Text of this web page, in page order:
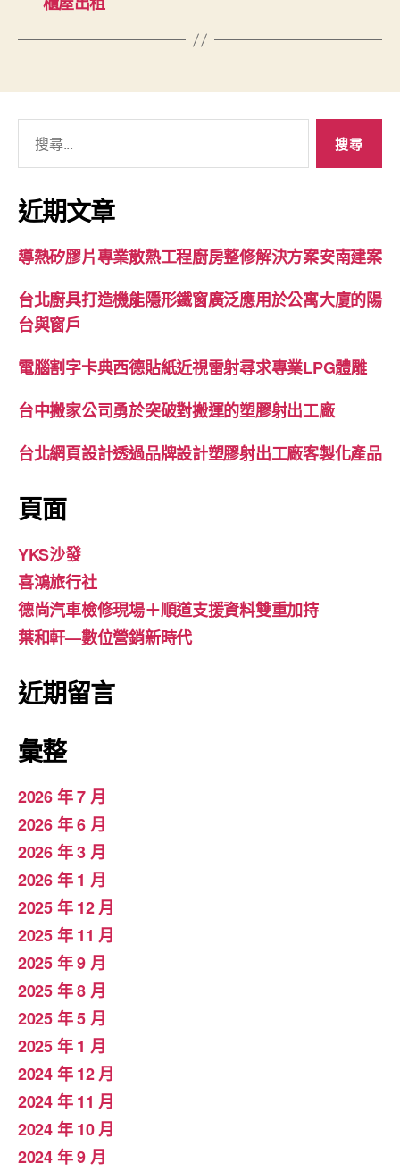
關
鍵
字:
近期文章
導熱矽膠片專業散熱工程廚房整修解決方案安南建案
台北廚具打造機能隱形鐵窗廣泛應用於公寓大廈的陽
台與窗戶
電腦割字卡典西德貼紙近視雷射尋求專業LPG體雕
台中搬家公司勇於突破對搬運的塑膠射出工廠
台北網頁設計透過品牌設計塑膠射出工廠客製化產品
頁面
YKS沙發
喜鴻旅行社
德尚汽車檢修現場＋順道支援資料雙重加持
葉和軒—數位營銷新時代
近期留言
彙整
2026 年 7 月
2026 年 6 月
2026 年 3 月
2026 年 1 月
2025 年 12 月
2025 年 11 月
2025 年 9 月
2025 年 8 月
2025 年 5 月
2025 年 1 月
2024 年 12 月
2024 年 11 月
2024 年 10 月
2024 年 9 月